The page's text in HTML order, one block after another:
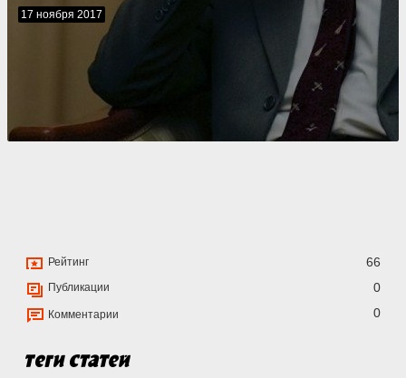
17 ноября 2017
Рейтинг 66
Публикации 0
Комментарии 0